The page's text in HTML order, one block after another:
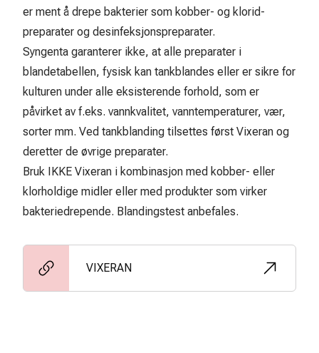
er ment å drepe bakterier som kobber- og klorid-
preparater og desinfeksjonspreparater.
Syngenta garanterer ikke, at alle preparater i
blandetabellen, fysisk kan tankblandes eller er sikre for
kulturen under alle eksisterende forhold, som er
påvirket av f.eks. vannkvalitet, vanntemperaturer, vær,
sorter mm. Ved tankblanding tilsettes først Vixeran og
deretter de øvrige preparater.
Bruk IKKE Vixeran i kombinasjon med kobber- eller
klorholdige midler eller med produkter som virker
bakteriedrepende. Blandingstest anbefales.
VIXERAN